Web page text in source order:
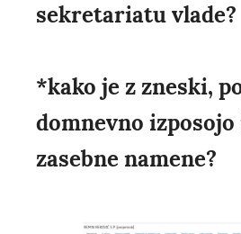
sekretariatu vlade?
*kako je z zneski,
domnevno
zasebne namene?